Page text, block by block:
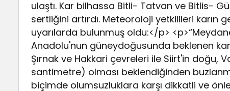
ulaştı. Kar bilhassa Bitli- Tatvan ve Bitlis-
sertliğini artırdı. Meteoroloji yetkilileri
uyarılarda bulunmuş oldu:</p>
Anadolu'nun güneydoğusunda beklenen
Şırnak ve Hakkari çevreleri ile Siirt'in doğu,
santimetre) olması beklendiğinden
biçimde olumsuzluklara karşı dikkatli ve